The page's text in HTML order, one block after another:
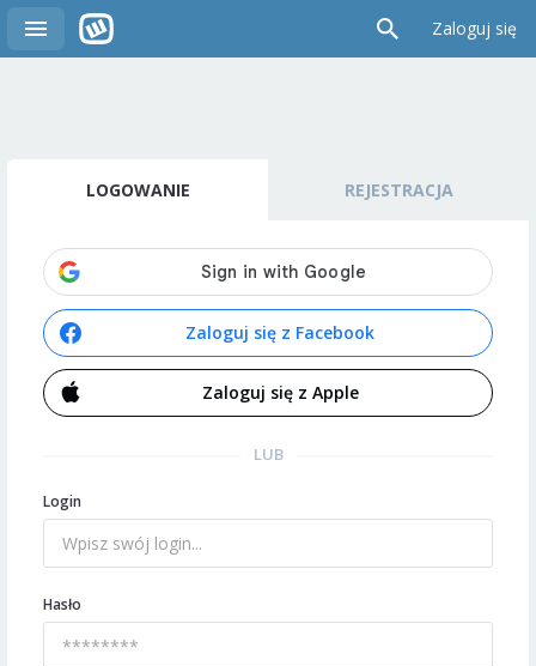
Zaloguj się
LOGOWANIE REJESTRACJA
Zaloguj się z Facebook
Zaloguj się z Apple
LUB
Login
Hasło